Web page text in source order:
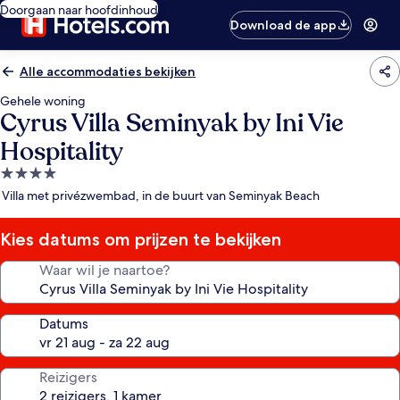
Doorgaan naar hoofdinhoud
Download de app
Alle accommodaties bekijken
Gehele woning
Cyrus Villa Seminyak by Ini Vie
Hospitality
4.0-
sterrenaccommodatie
Villa met privézwembad, in de buurt van Seminyak Beach
Kies datums om prijzen te bekijken
Waar wil je naartoe?
Datums
Reizigers